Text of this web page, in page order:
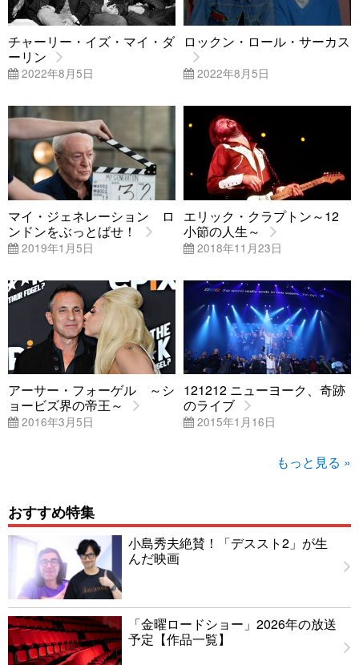
チャーリー・イズ・マイ・ダ
ーリン
2022年8月5日
ロックン・ロール・サーカス
2022年8月5日
マイ・ジェネレーション ロ
ンドンをぶっとばせ！
2019年1月5日
エリック・クラプトン～12
小節の人生～
2018年11月23日
アーサー・フォーゲル ～シ
ョービズ界の帝王～
2016年3月5日
121212 ニューヨーク、奇跡
のライブ
2015年1月16日
もっと見る »
おすすめ特集
小島秀夫絶賛！「デススト2」が生
んだ映画
「金曜ロードショー」2026年の放送
予定【作品一覧】